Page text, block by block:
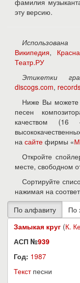
фамилия
эту версию.
Википедия,
Театр.РУ
Этикетки
discogs.com,
Ниже Вы можете
песен
качеством
на сайте фирмы «
Откройте
месте, свободном
Сортируйте
нажимая на
Замыкая круг (К.
АСП №939
Год: 1987
Текстпесни